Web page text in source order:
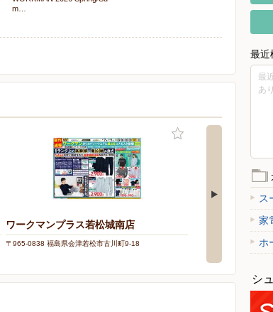
m…
ワークマンプラス若松城南店
〒965-0838 福島県会津若松市古川町9-18
靴チヨダ/ MEGA
〒965-0849 福島県会
最近
最
あ
ス
家
ホ
シ